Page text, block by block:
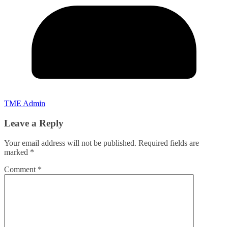
TME Admin
Leave a Reply
Your email address will not be published. Required fields are
marked *
Comment *